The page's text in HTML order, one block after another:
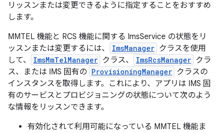
リッスンまたは変更できるように指定することをおすすめ
します。
MMTEL 機能と RCS 機能に関する ImsService の状態をリ
ッスンまたは変更するには、
ImsManager クラスを使用
して、
ImsMmTelManager クラス、 ImsRcsManager クラ
ス、または IMS 固有の ProvisioningManager クラスの
インスタンスを取得します。これにより、アプリは IMS 固
有のサービスとプロビジョニングの状態について次のよう
な情報をリッスンできます。
有効化されて利用可能になっている MMTEL 機能ま